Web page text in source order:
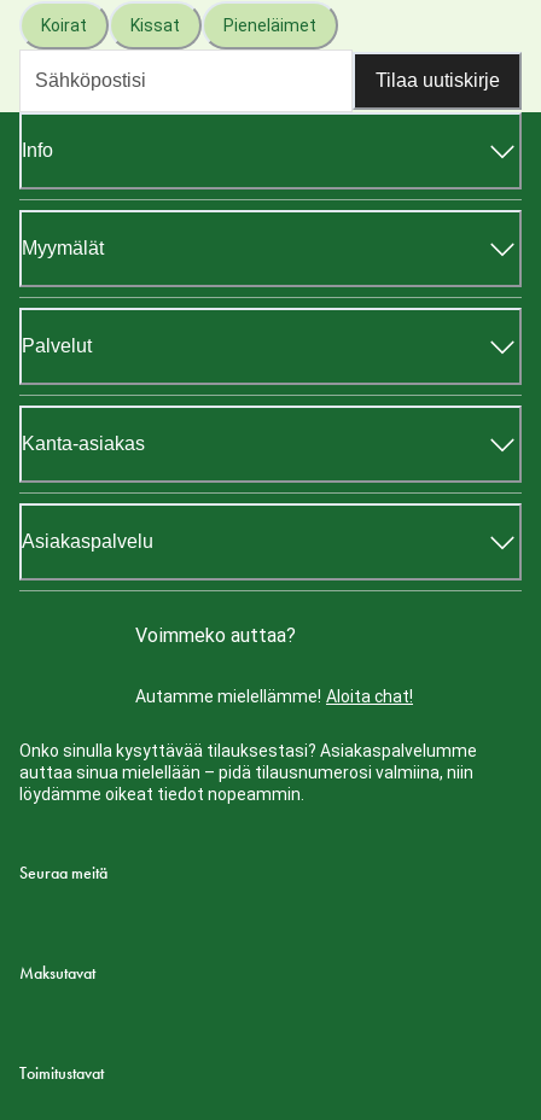
Koirat Kissat Pieneläimet
Tilaa uutiskirje
Info
Myymälät
Palvelut
Kanta-asiakas
Asiakaspalvelu
Voimmeko auttaa?
Autamme mielellämme! Aloita chat!
Onko sinulla kysyttävää tilauksestasi? Asiakaspalvelumme
auttaa sinua mielellään – pidä tilausnumerosi valmiina, niin
löydämme oikeat tiedot nopeammin.
Seuraa meitä
Maksutavat
Toimitustavat